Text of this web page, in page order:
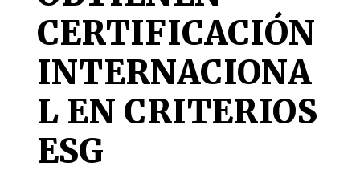
CERTIFICACIÓN
INTERNACIONA
L EN CRITERIOS
ESG